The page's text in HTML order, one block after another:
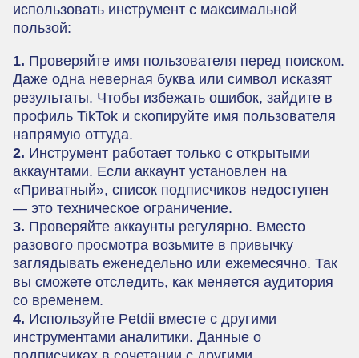
использовать инструмент с максимальной
пользой:
1. Проверяйте имя пользователя перед поиском.
Даже одна неверная буква или символ исказят
результаты. Чтобы избежать ошибок, зайдите в
профиль TikTok и скопируйте имя пользователя
напрямую оттуда.
2. Инструмент работает только с открытыми
аккаунтами. Если аккаунт установлен на
«Приватный», список подписчиков недоступен
— это техническое ограничение.
3. Проверяйте аккаунты регулярно. Вместо
разового просмотра возьмите в привычку
заглядывать еженедельно или ежемесячно. Так
вы сможете отследить, как меняется аудитория
со временем.
4. Используйте Petdii вместе с другими
инструментами аналитики. Данные о